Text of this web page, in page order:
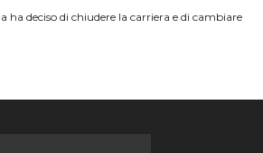
ha deciso di chiudere la carriera e di cambiare